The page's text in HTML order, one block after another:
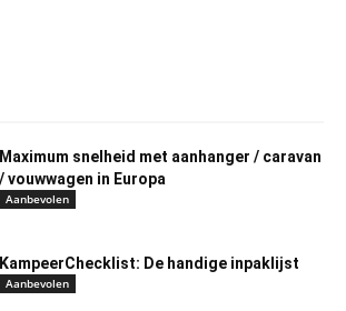
Maximum snelheid met aanhanger / caravan
/ vouwwagen in Europa
Aanbevolen
KampeerChecklist: De handige inpaklijst
Aanbevolen